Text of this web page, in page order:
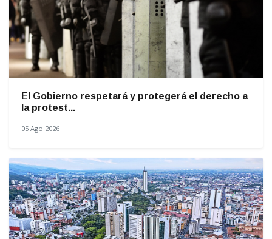
El Gobierno respetará y protegerá el derecho a
la protest...
05 Ago 2026